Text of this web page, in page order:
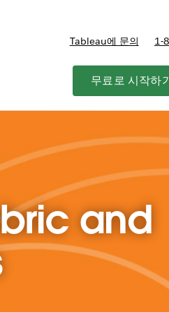
Tableau에 문의 1-
무료로 시작하
and